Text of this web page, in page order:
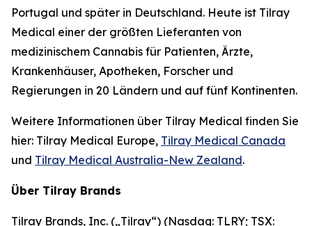
Portugal und später in Deutschland. Heute ist Tilray
Medical einer der größten Lieferanten von
medizinischem Cannabis für Patienten, Ärzte,
Krankenhäuser, Apotheken, Forscher und
Regierungen in 20 Ländern und auf fünf Kontinenten.
Weitere Informationen über Tilray Medical finden Sie
hier: Tilray Medical Europe, Tilray Medical Canada
und Tilray Medical Australia-New Zealand.
Über Tilray Brands
Tilray Brands, Inc. („Tilray“) (Nasdaq: TLRY; TSX: